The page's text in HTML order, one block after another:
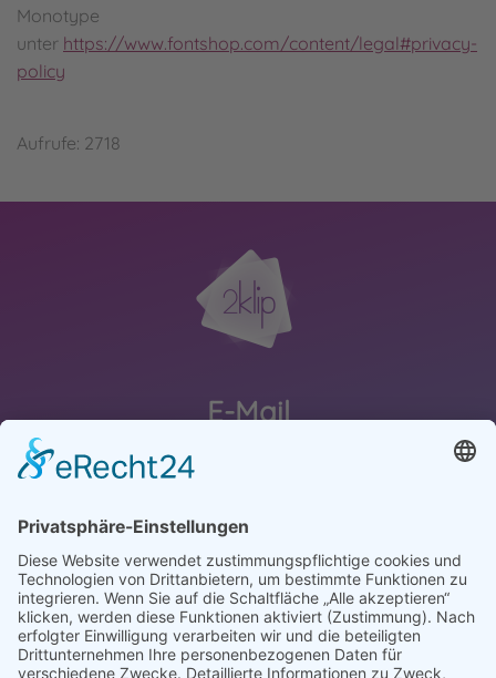
Monotype
unter https://www.fontshop.com/content/legal#privacy-
policy
Aufrufe: 2718
Telefon
0170-8165955
#nowhatsapp
E-Mail
schreibmir@2klip.de